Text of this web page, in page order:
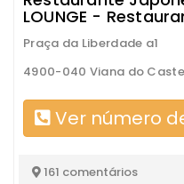
LOUNGE -
Praça da Liberdade a1
4900-040 Viana do
Ver número
161 comentários